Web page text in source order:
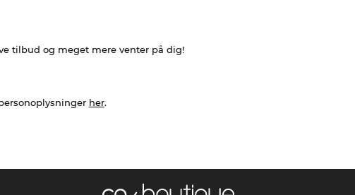
tilbud og meget mere venter på dig!
her.